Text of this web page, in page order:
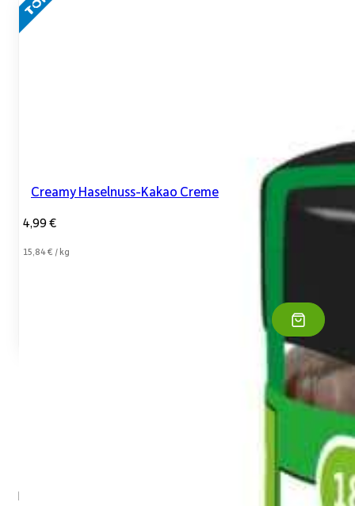
Creamy Haselnuss-Kakao Creme
4,99€
15,84€ / kg
Die Tortilla auf die Arbeitsfläche auslegen und mit der
bestreichen.